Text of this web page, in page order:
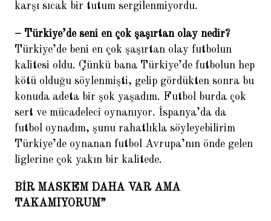
8.
Hollanda: Ajax Alt Yapısı
fazla’
9. ‘Fatih Terim önümüzü açmadı’
10. Eusebio: Pele’ye Brezilya’nın
Eusebio’su desinler
karşı sıcak bir tutum sergilenmiyordu.
– Türkiye’de seni en çok şaşırtan olay nedir?
Türkiye’de beni en çok şaşırtan olay futbolun
kalitesi oldu. Çünkü bana Türkiye’de futbolun hep
kötü olduğu söylenmişti, gelip gördükten sonra bu
konuda adeta bir şok yaşadım. Futbol burda çok
sert ve mücadeleci oynanıyor. İspanya’da da
futbol oynadım, şunu rahatlıkla söyleyebilirim
Türkiye’de oynanan futbol Avrupa’nın önde gelen
liglerine çok yakın bir kalitede.
BİR MASKEM DAHA VAR AMA
TAKAMIYORUM”